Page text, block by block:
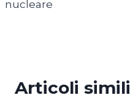
nucleare
Articoli simili